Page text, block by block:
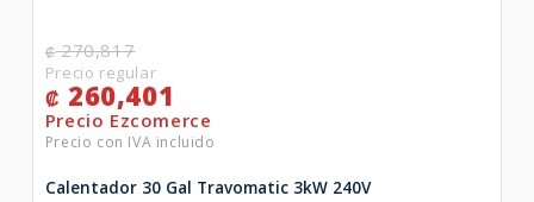
₡270,817
₡ 260,401
Calentador 30 Gal Travomatic 3kW 240V